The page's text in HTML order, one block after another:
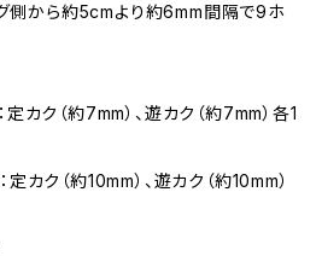
側から約5cmより約6mm間隔で9ホ
カク（約7mm）、遊カク（約7mm）各1
カク（約10mm）、遊カク（約10mm）